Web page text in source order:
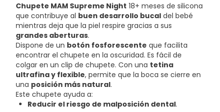
Chupete MAM Supreme Night 18+ meses de silicona
que contribuye al buen desarrollo bucal del bebé
mientras deja que la piel respire gracias a sus
grandes aberturas.
Dispone de un botón fosforescente que facilita
encontrar el chupete en la oscuridad. Es fácil de
colgar en un clip de chupete. Con una tetina
ultrafina y flexible, permite que la boca se cierre en
una posición más natural.
Este chupete ayuda a:
Reducir el riesgo de malposición dental.